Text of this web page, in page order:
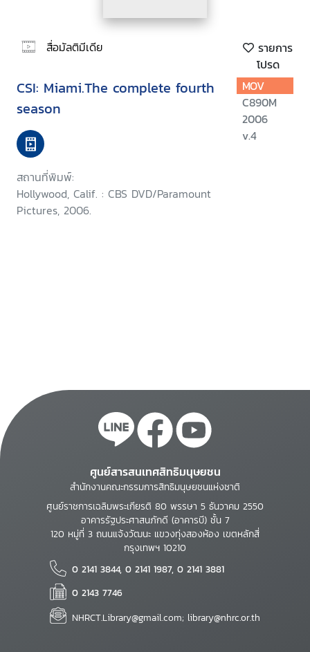
สื่อมัลติมีเดีย
รายการ
โปรด
CSI: Miami.The complete fourth
season
สถานที่พิมพ์:
Hollywood, Calif. : CBS DVD/Paramount
Pictures, 2006.
MOV
C890M
2006
v.4
ศูนย์สารสนเทศสิทธิมนุษยชน
สำนักงานคณะกรรมการสิทธิมนุษยชนแห่งชาติ
ศูนย์ราชการเฉลิมพระเกียรติ 80 พรรษา 5 ธันวาคม 2550
อาคารรัฐประศาสนภักดี (อาคารบี) ชั้น 7
120 หมู่ที่ 3 ถนนแจ้งวัฒนะ แขวงทุ่งสองห้อง เขตหลักสี่
กรุงเทพฯ 10210
0 2141 3844, 0 2141 1987, 0 2141 3881
0 2143 7746
NHRCT.Library@gmail.com; library@nhrc.or.th